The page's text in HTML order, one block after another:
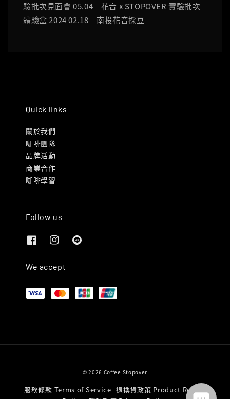
驗批次見面會 05.04｜花音 x STOPOVER 實驗批次
體驗盒 2024 02.18｜南投花音採豆
Quick links
關於我們
咖啡團隊
品牌活動
商業合作
咖啡學習
Follow us
We accept
© 2026 Coffee Stopover
服務條款 Terms of Service | 退換貨政策 Product Return